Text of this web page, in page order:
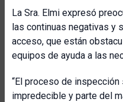
La Sra. Elmi expresó
las continuas negativas y
acceso, que están
equipos de ayuda a las
“El proceso de
impredecible y parte del